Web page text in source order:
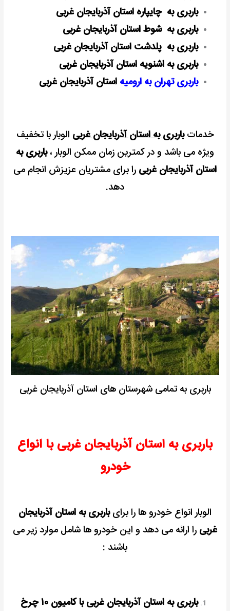
باربری به چایپاره استان آذربایجان غربی
باربری به شوط استان آذربایجان غربی
باربری به پلدشت استان آذربایجان غربی
باربری به اشنویه استان آذربایجان غربی
باربری تهران به ارومیه استان آذربایجان غربی
خدماتباربری به استان آذربایجان غربی الوبار با تخفیف
ویژه می باشد و در کمترین زمان ممکن الوبار ،باربری به
استان آذربایجان غربی را برای مشتریان عزیزش انجام می
دهد.
باربری به تمامی شهرستان های استان آذربایجان غربی
باربری به استان آذربایجان غربی با انواع
خودرو
الوبار انواع خودرو ها را برایباربری به استان آذربایجان
غربی را ارائه می دهد و این خودرو ها شامل موارد زیر می
باشند :
باربری بهاستان آذربایجان غربی
با کامیون ۱۰ چرخ